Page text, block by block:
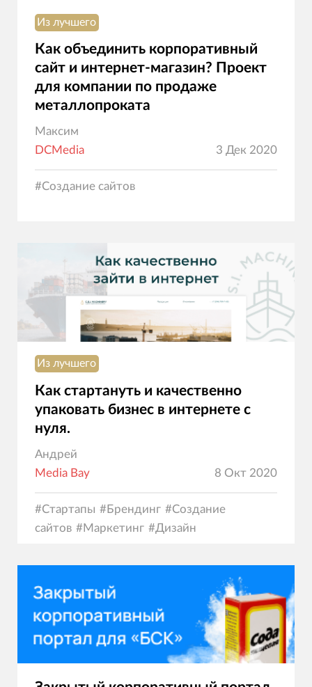
Из лучшего
Как объединить корпоративный
сайт и интернет-магазин? Проект
для компании по продаже
металлопроката
Максим
DCMedia
3 Дек 2020
#Создание сайтов
Из лучшего
Как стартануть и качественно
упаковать бизнес в интернете с
нуля.
Андрей
Media Bay
8 Окт 2020
#Стартапы #Брендинг #Создание
сайтов #Маркетинг #Дизайн